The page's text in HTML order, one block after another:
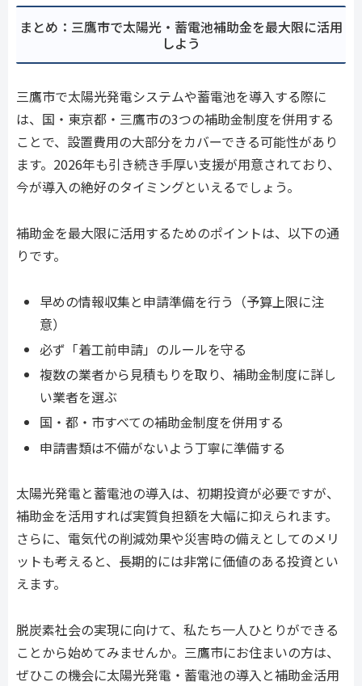
まとめ：三鷹市で太陽光・蓄電池補助金を最大限に活用
しよう
三鷹市で太陽光発電システムや蓄電池を導入する際に
は、国・東京都・三鷹市の3つの補助金制度を併用する
ことで、設置費用の大部分をカバーできる可能性があり
ます。2026年も引き続き手厚い支援が用意されており、
今が導入の絶好のタイミングといえるでしょう。
補助金を最大限に活用するためのポイントは、以下の通
りです。
早めの情報収集と申請準備を行う（予算上限に注
意）
必ず「着工前申請」のルールを守る
複数の業者から見積もりを取り、補助金制度に詳し
い業者を選ぶ
国・都・市すべての補助金制度を併用する
申請書類は不備がないよう丁寧に準備する
太陽光発電と蓄電池の導入は、初期投資が必要ですが、
補助金を活用すれば実質負担額を大幅に抑えられます。
さらに、電気代の削減効果や災害時の備えとしてのメリ
ットも考えると、長期的には非常に価値のある投資とい
えます。
脱炭素社会の実現に向けて、私たち一人ひとりができる
ことから始めてみませんか。三鷹市にお住まいの方は、
ぜひこの機会に太陽光発電・蓄電池の導入と補助金活用